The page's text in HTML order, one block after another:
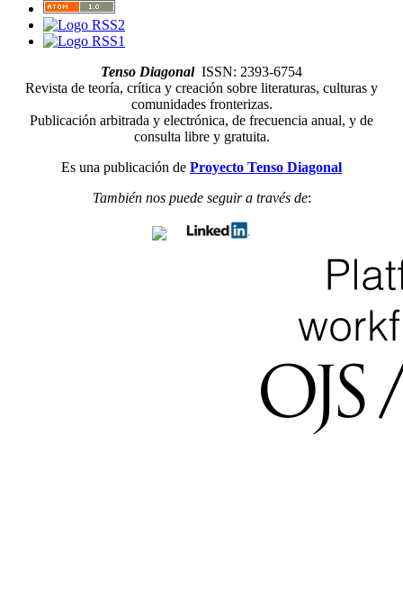
Tenso Diagonal ISSN: 2393-6754
Revista de teoría, crítica y creación sobre literaturas, culturas y
comunidades fronterizas.
Publicación arbitrada y electrónica, de frecuencia anual, y de
consulta libre y gratuita.
Es una publicación de Proyecto Tenso Diagonal
También nos puede seguir a través de: